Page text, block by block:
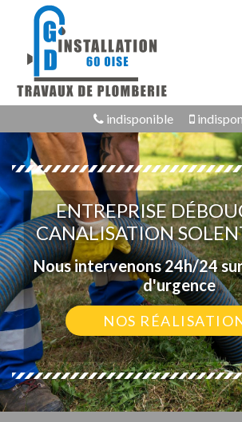
indisponible
ENTREPRISE
CANALISATION
Nous intervenons 24h/24
d'urgence
NOS